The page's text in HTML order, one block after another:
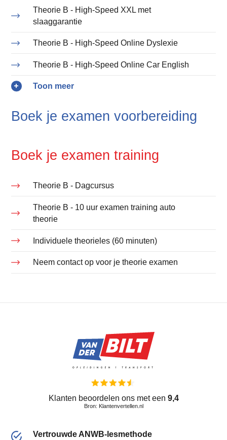
Theorie B - High-Speed XXL met
slaaggarantie
Theorie B - High-Speed Online Dyslexie
Theorie B - High-Speed Online Car English
Boek je examen voorbereiding
Boek je examen training
Theorie B - Dagcursus
Theorie B - 10 uur examen training auto
theorie
Individuele theorieles (60 minuten)
Neem contact op voor je theorie examen
Klanten beoordelen ons met een 9,4
Bron: Klantenvertellen.nl
Vertrouwde ANWB-lesmethode